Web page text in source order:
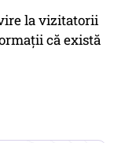
la vizitatorii
că există